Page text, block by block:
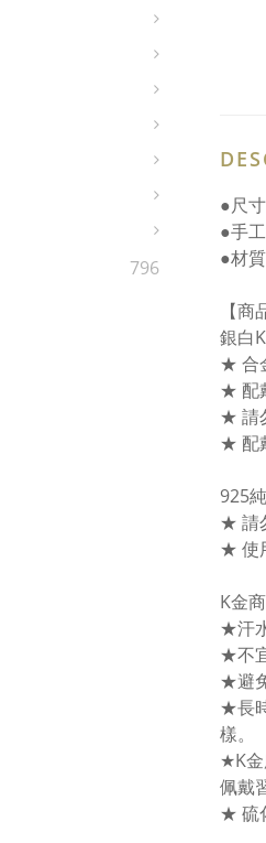
796
●尺
●手
●材
【商
銀白
★ 合
★ 配
★ 請
★ 配
925
★ 請
★ 使
K金
★汗
★不
★避
★長
樣。
★K金
佩戴
★ 硫